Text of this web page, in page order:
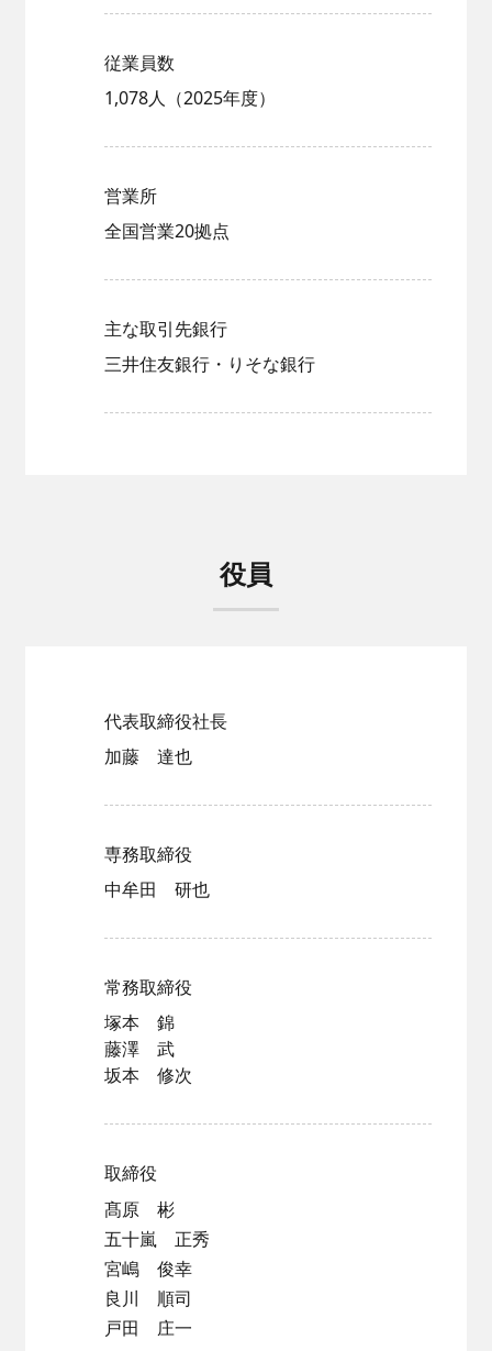
従業員数
1,078人（2025年度）
営業所
全国営業20拠点
主な取引先銀行
三井住友銀行・りそな銀行
役員
代表取締役社長
加藤 達也
専務取締役
中牟田 研也
常務取締役
塚本 錦
藤澤 武
坂本 修次
取締役
髙原 彬
五十嵐 正秀
宮嶋 俊幸
良川 順司
戸田 庄一